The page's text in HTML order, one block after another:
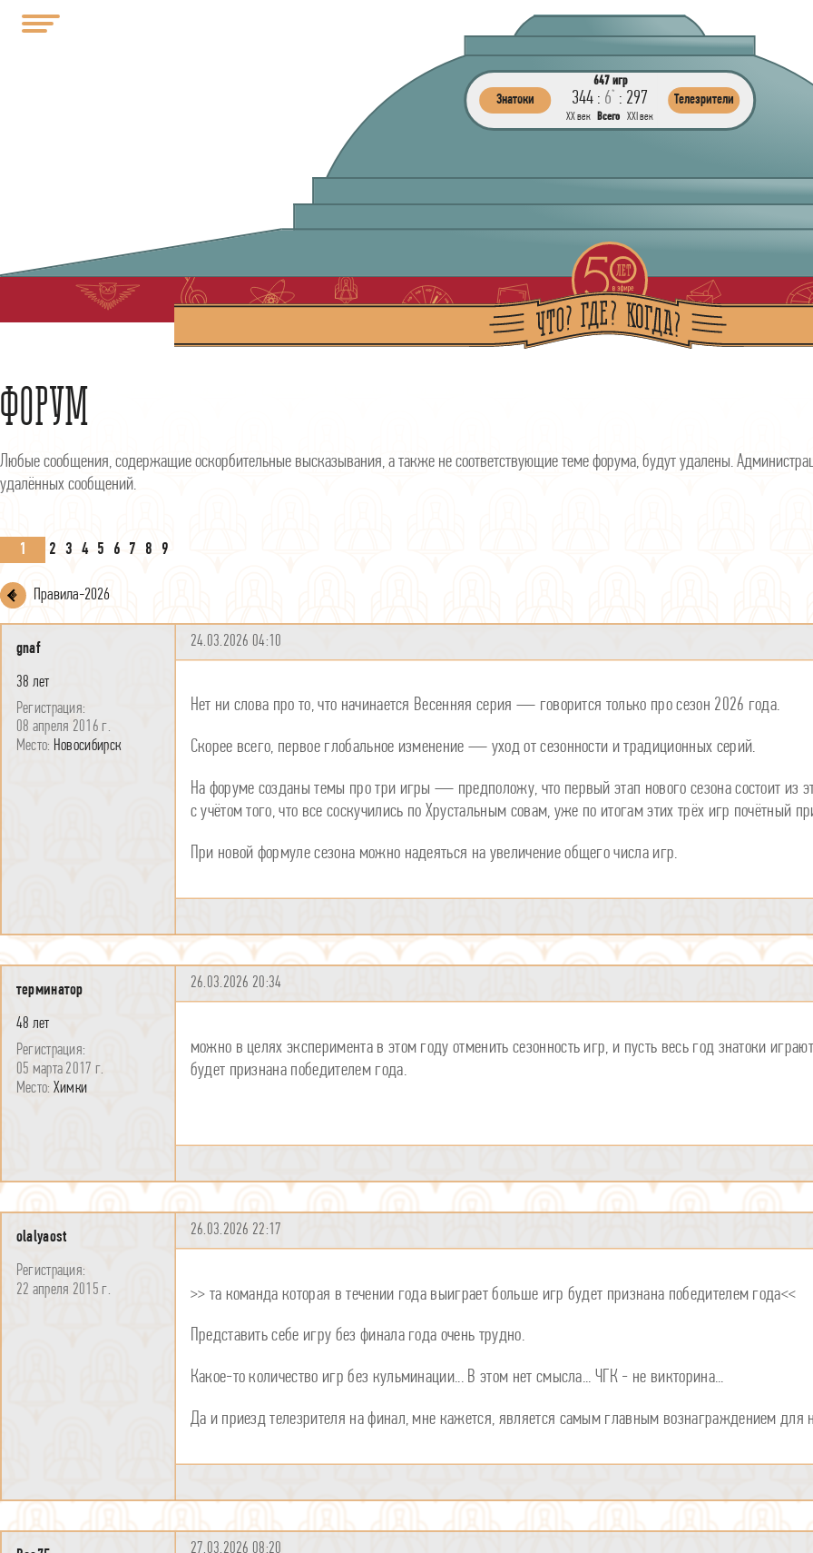
Знатоки 344 : 6* : 297
647 игр
ХХ век Всего ХХI век
Телезрители
ФОРУМ
Любые сообщения, содержащие оскорбительные высказывания, а также не соответствующие теме форума, будут удалены.
удалённых сообщений.
1 2 3 4 5 6 7 8 9
Правила-2026
gnaf
38 лет
08 апреля 2016 г.
Новосибирск
24.03.2026 04:10
Нет ни слова про то, что начинается Весенняя серия — говорится только про сезон 2026 года.
Скорее всего, первое глобальное изменение — уход от сезонности и традиционных серий.
На форуме созданы темы про три игры — предположу, что первый этап нового сезона состоит из
с учётом того, что все соскучились по Хрустальным совам, уже по итогам этих трёх игр почётный
При новой формуле сезона можно надеяться на увеличение общего числа игр.
терминатор
48 лет
05 марта 2017 г.
Химки
26.03.2026 20:34
можно в целях эксперимента в этом году отменить сезонность игр, и пусть весь год знатоки
будет признана победителем года.
olalyaost
22 апреля 2015 г.
26.03.2026 22:17
>> та команда которая в течении года выиграет больше игр будет признана победителем года<<
Представить себе игру без финала года очень трудно.
Какое-то количество игр без кульминации... В этом нет смысла... ЧГК - не викторина...
Да и приезд телезрителя на финал, мне кажется, является самым главным вознаграждением для
27.03.2026 08:20